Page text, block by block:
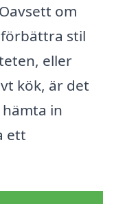
om
stil
eller
kök, är det
in
ett